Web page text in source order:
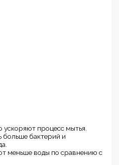
ускоряют процесс мытья.
больше бактерий и
меньше воды по сравнению с